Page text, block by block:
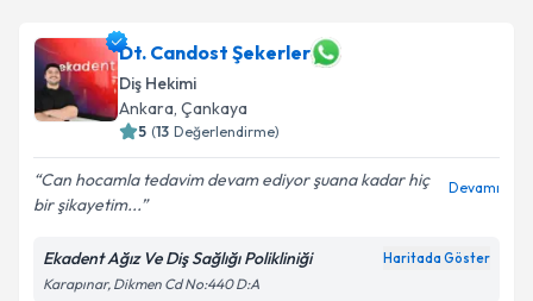
Dt. Candost Şekerler
Diş Hekimi
Ankara, Çankaya
5 (13 Değerlendirme)
Can hocamla tedavim devam ediyor şuana kadar hiç
bir şikayetim...
Devamı
Ekadent Ağız Ve Diş Sağlığı Polikliniği Haritada Göster
Karapınar, Dikmen Cd No:440 D:A